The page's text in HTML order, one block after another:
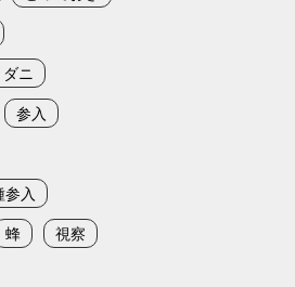
ニ
参入
入
蜂
視察